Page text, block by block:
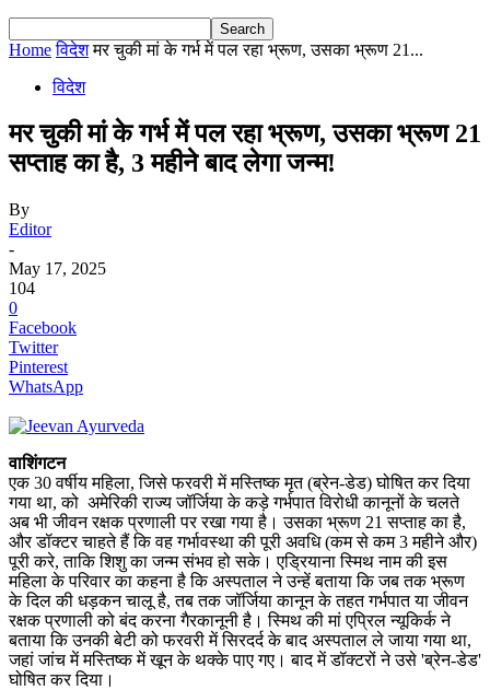
Home विदेश मर चुकी मां के गर्भ में पल रहा भ्रूण, उसका भ्रूण 21...
विदेश
मर चुकी मां के गर्भ में पल रहा भ्रूण, उसका भ्रूण 21
सप्ताह का है, 3 महीने बाद लेगा जन्म!
By
Editor
-
May 17, 2025
104
0
Facebook
Twitter
Pinterest
WhatsApp
वाशिंगटन
एक 30 वर्षीय महिला, जिसे फरवरी में मस्तिष्क मृत (ब्रेन-डेड) घोषित कर दिया
गया था, को अमेरिकी राज्य जॉर्जिया के कड़े गर्भपात विरोधी कानूनों के चलते
अब भी जीवन रक्षक प्रणाली पर रखा गया है। उसका भ्रूण 21 सप्ताह का है,
और डॉक्टर चाहते हैं कि वह गर्भावस्था की पूरी अवधि (कम से कम 3 महीने और)
पूरी करे, ताकि शिशु का जन्म संभव हो सके। एड्रियाना स्मिथ नाम की इस
महिला के परिवार का कहना है कि अस्पताल ने उन्हें बताया कि जब तक भ्रूण
के दिल की धड़कन चालू है, तब तक जॉर्जिया कानून के तहत गर्भपात या जीवन
रक्षक प्रणाली को बंद करना गैरकानूनी है। स्मिथ की मां एप्रिल न्यूकिर्क ने
बताया कि उनकी बेटी को फरवरी में सिरदर्द के बाद अस्पताल ले जाया गया था,
जहां जांच में मस्तिष्क में खून के थक्के पाए गए। बाद में डॉक्टरों ने उसे 'ब्रेन-डेड'
घोषित कर दिया।